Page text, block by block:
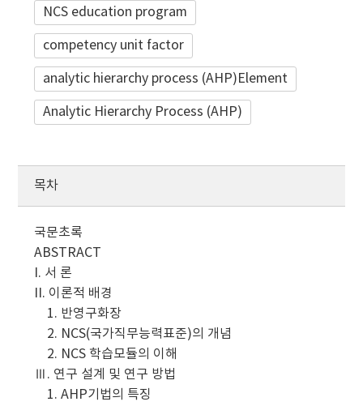
NCS education program
competency unit factor
analytic hierarchy process (AHP)Element
Analytic Hierarchy Process (AHP)
목차
국문초록
ABSTRACT
I. 서 론
II. 이론적 배경
1. 반영구화장
2. NCS(국가직무능력표준)의 개념
2. NCS 학습모듈의 이해
Ⅲ. 연구 설계 및 연구 방법
1. AHP기법의 특징